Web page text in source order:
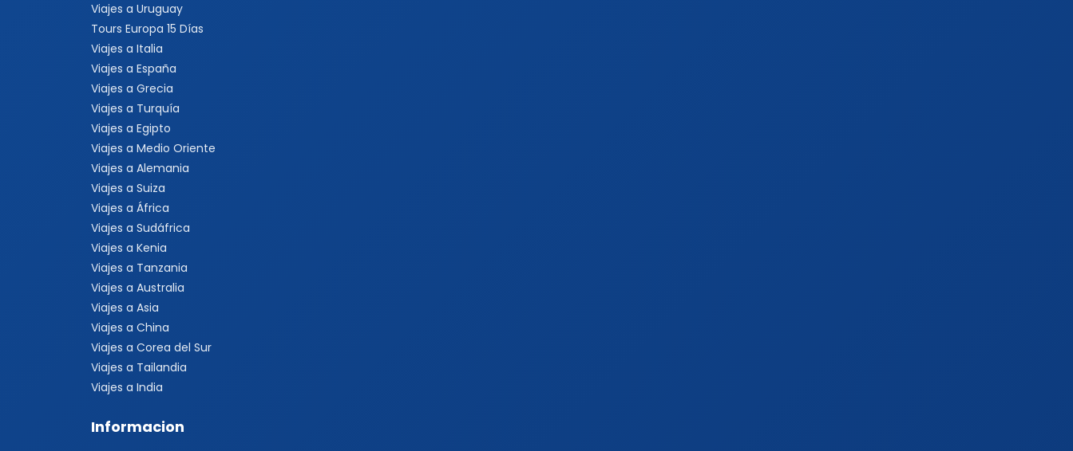
Viajes a Uruguay
Tours Europa 15 Días
Viajes a Italia
Viajes a España
Viajes a Grecia
Viajes a Turquía
Viajes a Egipto
Viajes a Medio Oriente
Viajes a Alemania
Viajes a Suiza
Viajes a África
Viajes a Sudáfrica
Viajes a Kenia
Viajes a Tanzania
Viajes a Australia
Viajes a Asia
Viajes a China
Viajes a Corea del Sur
Viajes a Tailandia
Viajes a India
Informacion